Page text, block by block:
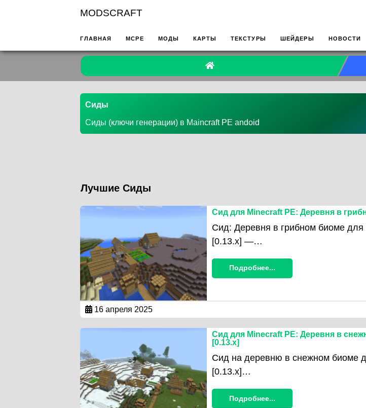
MODSCRAFT
ГЛАВНАЯ MCPE МОДЫ КАРТЫ ТЕКСТУРЫ ШЕЙДЕРЫ НОВОСТИ
Сиды
Сиды (ключи генерации) в Maincraft PE andoid
Лучшие Сиды
Сид для Minecraft PE: Деревня в
Сид: Деревня в грибном биоме для
[0.13.x] —…
Подробнее...
16 апреля 2025
Сид для Minecraft PE: Деревня в
[0.13.x]
Сид на деревню в снежном биоме
[0.13.x]…
Подробнее...